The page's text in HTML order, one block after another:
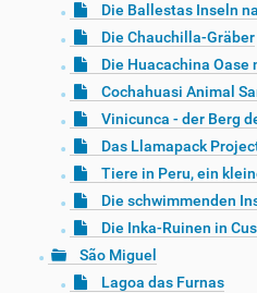
Die Ballestas Inseln
Die Chauchilla-Gräber
Die Huacachina Oase
Cochahuasi Animal
Vinicunca - der Berg
Das Llamapack
Tiere in Peru, ein
Die schwimmenden
Die Inka-Ruinen in
São Miguel
Lagoa das Furnas